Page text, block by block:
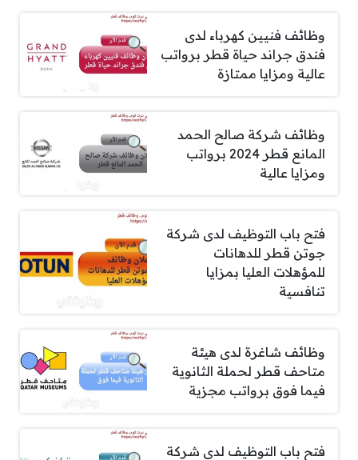
وظائف فنيين كهرباء لدى
فندق جراند حياة قطر برواتب
عالية ومزايا ممتازة
وظائف شركة صالح الحمد
المانع قطر 2024 برواتب
ومزايا عالية
فتح باب التوظيف لدى شركة
جوتن قطر للدهانات
للمؤهلات العليا بمزايا
تنافسية
وظائف شاغرة لدى هيئة
متاحف قطر لحملة الثانوية
فيما فوق برواتب مجزية
فتح باب التوظيف لدى شركة